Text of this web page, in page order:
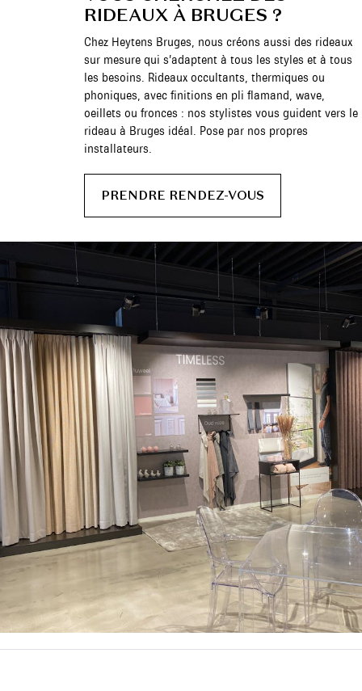
RIDEAUX À BRUGES ?
Chez Heytens Bruges, nous créons aussi des rideaux
sur mesure qui s’adaptent à tous les styles et à tous
les besoins. Rideaux occultants, thermiques ou
phoniques, avec finitions en pli flamand, wave,
oeillets ou fronces : nos stylistes vous guident vers le
rideau à Bruges idéal. Pose par nos propres
installateurs.
PRENDRE RENDEZ-VOUS